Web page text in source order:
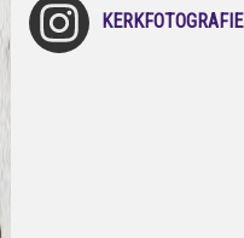
KERKFOTOGRAFIE